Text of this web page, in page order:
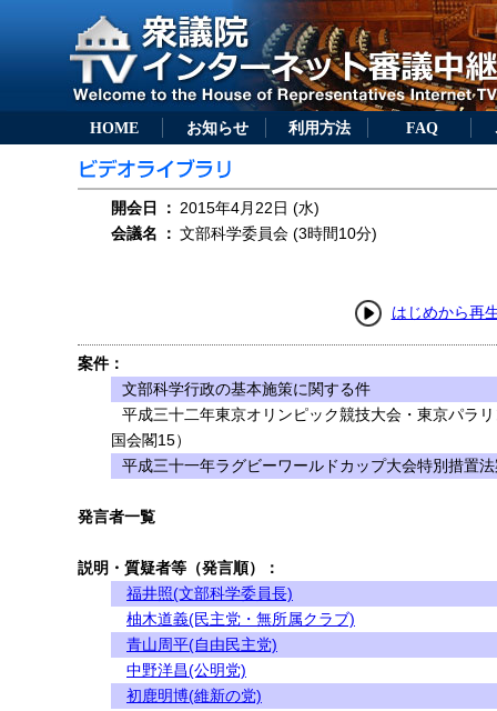
HOME お知らせ 利用方法 FAQ
開会日 ： 2015年4月22日 (水)
会議名
： 文部科学委員会 (3時間10分)
はじめから再
案件：
文部科学行政の基本施策に関する件
平成三十二年東京オリンピック競技大会・東京パラ
国会閣15）
平成三十一年ラグビーワールドカップ大会特別措置
発言者一覧
説明・質疑者等（発言順）：
福井照(文部科学委員長)
柚木道義(民主党・無所属クラブ)
青山周平(自由民主党)
中野洋昌(公明党)
初鹿明博(維新の党)